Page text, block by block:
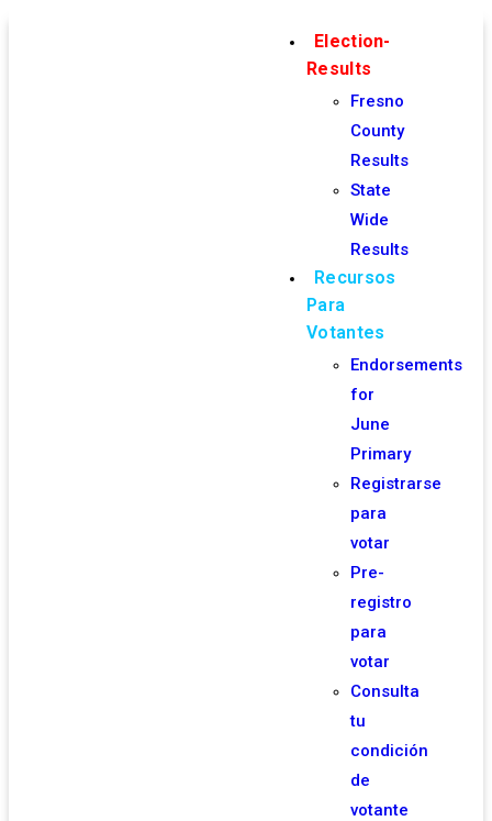
Election-
Results
Fresno
County
Results
State
Wide
Results
Recursos
Para
Votantes
Endorsements
for
June
Primary
Registrarse
para
votar
Pre-
registro
para
votar
Consulta
tu
condición
de
votante